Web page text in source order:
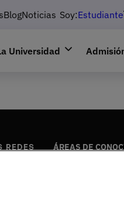
BlogNoticias Soy:Estudiante
Universidad
REDES ÁREAS DE